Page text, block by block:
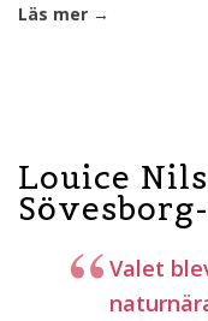
Läs mer →
Louice
Valet